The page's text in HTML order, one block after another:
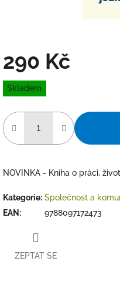
290 Kč
Měrná
cena:
Skladem
NOVINKA - Kniha o práci,
Kategorie: Společnost a
EAN : 9788097172473
ZEPTAT SE